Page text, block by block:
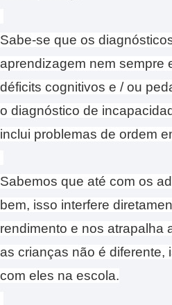
Sabe-se que os
aprendizagem nem sempre
déficits cognitivos e / ou
o diagnóstico de
inclui problemas de ordem
Sabemos que até com os
bem, isso interfere
rendimento e nos atrapalha
as crianças não é diferente,
com eles na escola.